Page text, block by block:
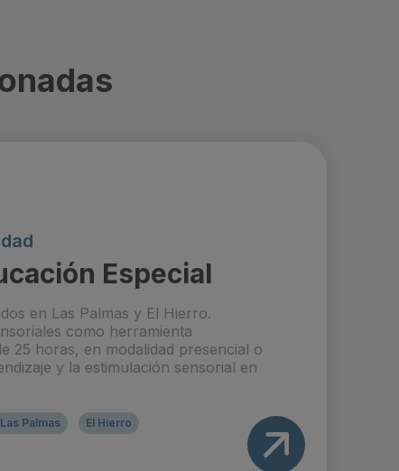
Especial
en Las Palmas y El Hierro.
como herramienta
25 horas, en modalidad presencial o
y la estimulación sensorial en
Las Palmas El Hierro